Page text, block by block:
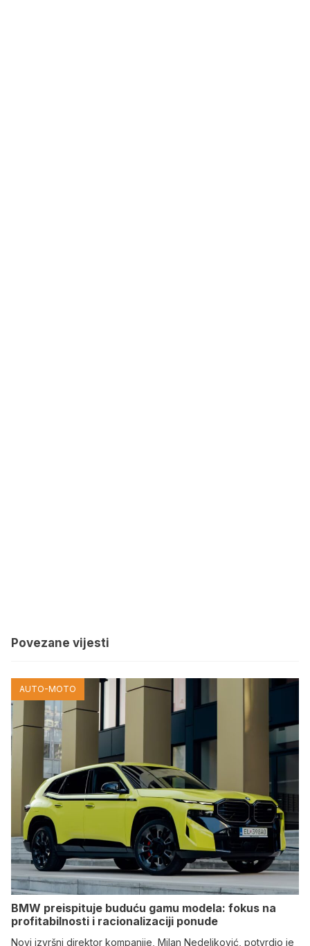
Povezane vijesti
AUTO-MOTO
BMW preispituje buduću gamu modela: fokus na
profitabilnosti i racionalizaciji ponude
Novi izvršni direktor kompanije, Milan Nedeljković, potvrdio je